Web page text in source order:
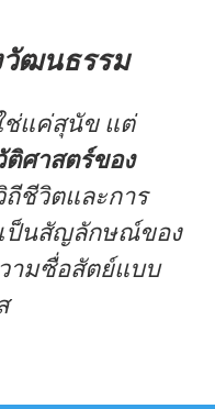
ฒนธรรม
ช่แค่สุนัข แต่
ศาสตร์ของ
ชีวิตและการ
ป็นสัญลักษณ์ของ
ามซื่อสัตย์แบบ